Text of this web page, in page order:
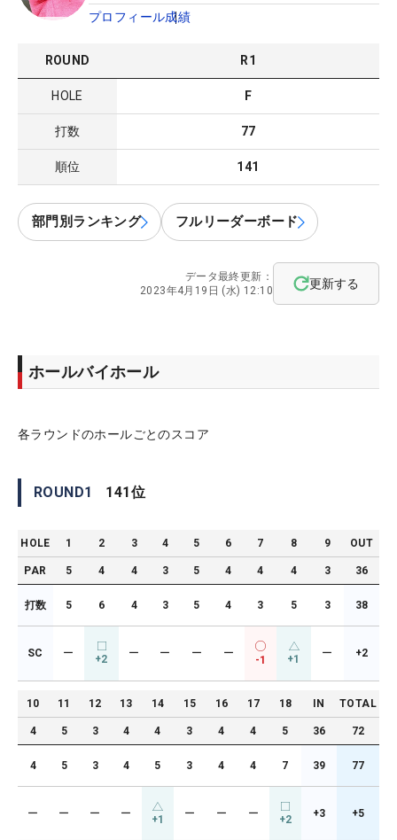
プロフィール成績
ROUND R1
HOLE F
打数 77
順位 141
部門別ランキング フルリーダーボード
データ最終更新：
2023年4月19日 (水) 12:10
更新する
ホールバイホール
各ラウンドのホールごとのスコア
ROUND1 141 位
HOLE 1 2 3 4 5 6 7 8 9 OUT
PAR 5 4 4 3 5 4 4 4 3 36
打数 5 6 4 3 5 4 3 5 3 38
SC ー +2 ー ー ー ー
-1 +1 ー +2
10 11 12 13 14 15 16 17 18 IN TOTAL
4 5 3 4 4 3 4 4 5 36 72
4 5 3 4 5 3 4 4 7 39 77
ー ー ー ー +1 ー ー ー +2 +3 +5